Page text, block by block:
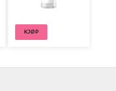
KJØP